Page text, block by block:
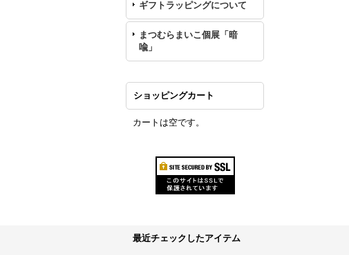
ギフトラッピングについて
まつむらまいこ個展「暗
喩」
ショッピングカート
カートは空です。
最近チェックしたアイテム